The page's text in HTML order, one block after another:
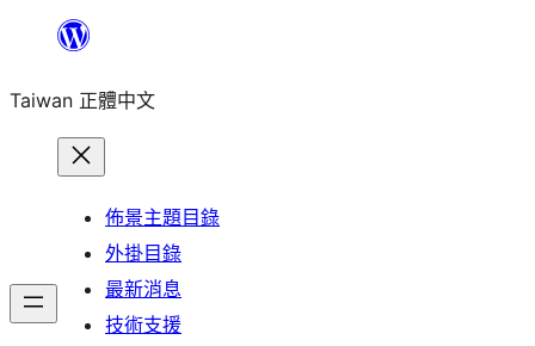
主
Taiwan 正體中文
佈景主題目錄
外掛目錄
最新消息
技術支援